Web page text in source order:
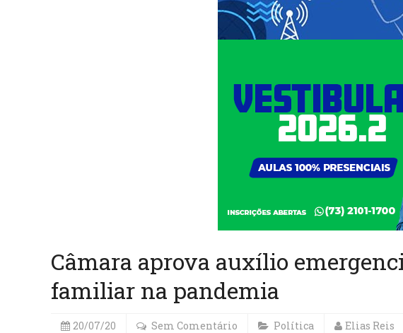
Câmara aprova auxílio
familiar na pandemia
20/07/20 Sem Comentário Política Elias Reis